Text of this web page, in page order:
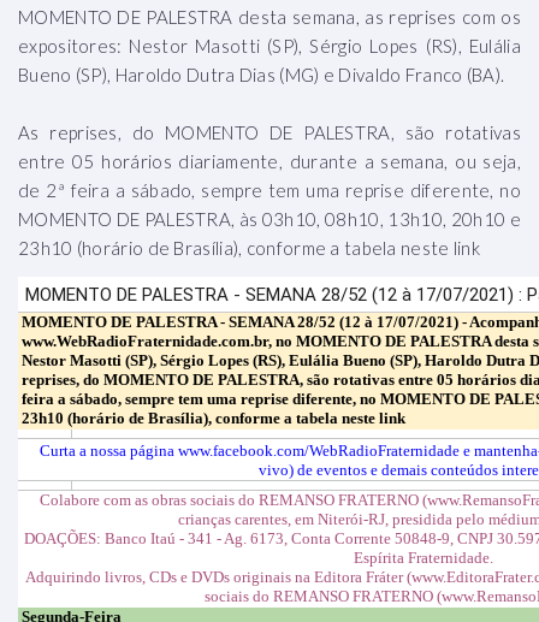
MOMENTO DE PALESTRA desta semana, as reprises com os
expositores: Nestor Masotti (SP), Sérgio Lopes (RS), Eulália
Bueno (SP), Haroldo Dutra Dias (MG) e Divaldo Franco (BA).
As reprises, do MOMENTO DE PALESTRA, são rotativas
entre 05 horários diariamente, durante a semana, ou seja,
de 2ª feira a sábado, sempre tem uma reprise diferente, no
MOMENTO DE PALESTRA, às 03h10, 08h10, 13h10, 20h10 e
23h10 (horário de Brasília), conforme a tabela neste link